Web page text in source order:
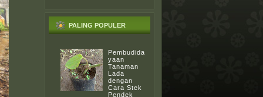
PALING POPULER
Pembudida
yaan
Tanaman
Lada
dengan
Cara Stek
Pendek